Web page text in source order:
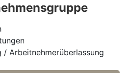
/ Arbeitnehmerüberlassung